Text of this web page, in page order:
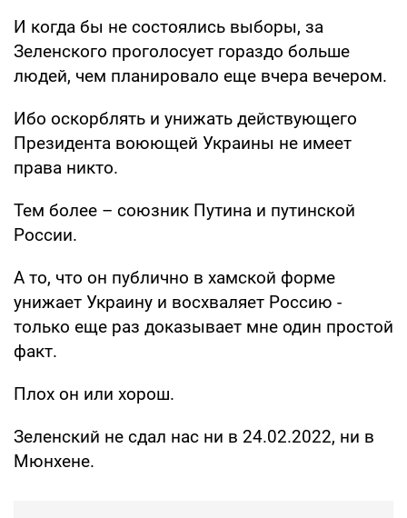
И когда бы не состоялись выборы, за
Зеленского проголосует гораздо больше
людей, чем планировало еще вчера вечером.
Ибо оскорблять и унижать действующего
Президента воюющей Украины не имеет
права никто.
Тем более – союзник Путина и путинской
России.
А то, что он публично в хамской форме
унижает Украину и восхваляет Россию -
только еще раз доказывает мне один простой
факт.
Плох он или хорош.
Зеленский не сдал нас ни в 24.02.2022, ни в
Мюнхене.